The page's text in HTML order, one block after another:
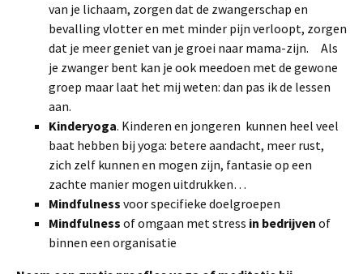
van je lichaam, zorgen dat de zwangerschap en
bevalling vlotter en met minder pijn verloopt, zorgen
dat je meer geniet van je groei naar mama-zijn. Als
je zwanger bent kan je ook meedoen met de gewone
groep maar laat het mij weten: dan pas ik de lessen
aan.
Kinderyoga. Kinderen en jongeren kunnen heel veel
baat hebben bij yoga: betere aandacht, meer rust,
zich zelf kunnen en mogen zijn, fantasie op een
zachte manier mogen uitdrukken…
Mindfulness voor specifieke doelgroepen
Mindfulness of omgaan met stress in bedrijven of
binnen een organisatie